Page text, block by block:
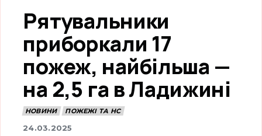
Рятувальники
приборкали 17
пожеж, найбільша —
на 2,5 га в Ладижині
НОВИНИ ПОЖЕЖІ ТА НС
24.03.2025